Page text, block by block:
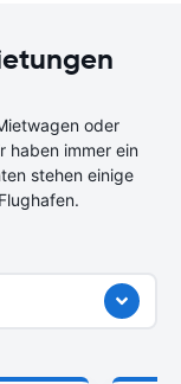
oder
haben immer ein
stehen einige